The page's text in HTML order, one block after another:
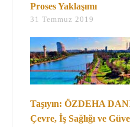
Proses Yaklaşımı
31 Temmuz 2019
Taşıyın: ÖZDEHA
Çevre, İş Sağlığı ve